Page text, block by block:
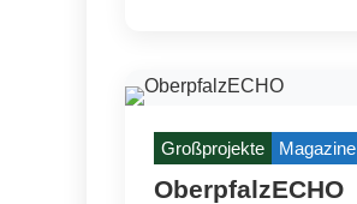
Großprojekte Magazine
OberpfalzECHO